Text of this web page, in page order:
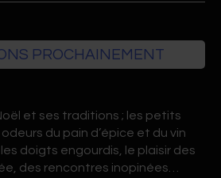
PROCHAINEMENT
et ses traditions ; les petits
du pain d’épice et du vin
doigts engourdis, le plaisir des
des rencontres inopinées…